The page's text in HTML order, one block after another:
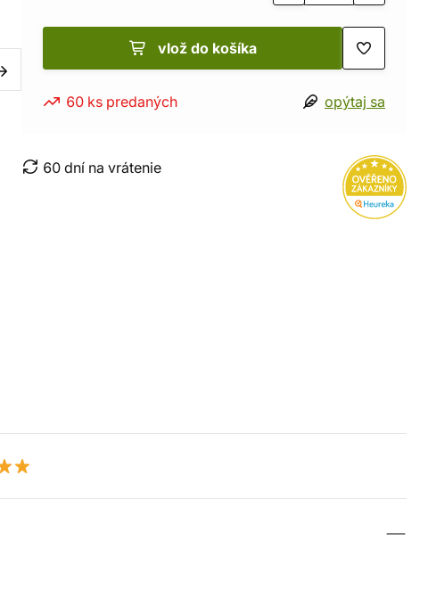
vlož do košíka
60 ks predaných opýtaj sa
60 dní na vrátenie